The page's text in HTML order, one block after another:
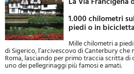
1.000 chilometri sulle orme di Sigerico - A
piedi o in
Mille chilometri a
di Sigerico, l’arcivescovo di Canterbury
Roma, lasciando per primo traccia scritta
uno dei pellegrinaggi più famosi e amati.